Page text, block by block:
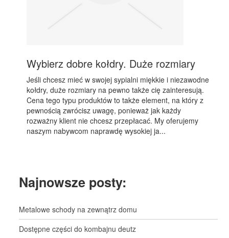
Wybierz dobre kołdry. Duże rozmiary
Jeśli chcesz mieć w swojej sypialni miękkie i niezawodne
kołdry, duże rozmiary na pewno także cię zainteresują.
Cena tego typu produktów to także element, na który z
pewnością zwrócisz uwagę, ponieważ jak każdy
rozważny klient nie chcesz przepłacać. My oferujemy
naszym nabywcom naprawdę wysokiej ja...
Najnowsze posty:
Metalowe schody na zewnątrz domu
Dostępne części do kombajnu deutz